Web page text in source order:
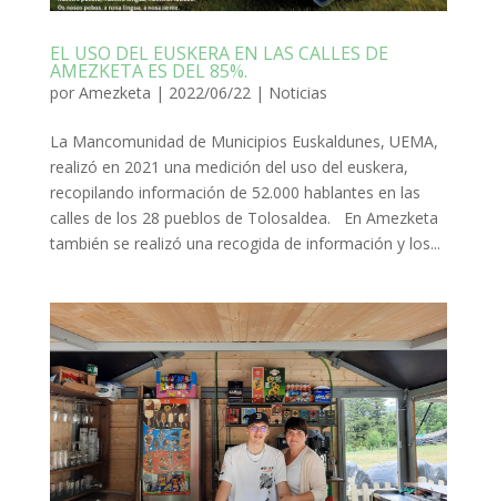
EL USO DEL EUSKERA EN LAS CALLES DE
AMEZKETA ES DEL 85%.
por Amezketa | 2022/06/22| Noticias
La Mancomunidad de Municipios Euskaldunes, UEMA,
realizó en 2021 una medición del uso del euskera,
recopilando información de 52.000 hablantes en las
calles de los 28 pueblos de Tolosaldea. En Amezketa
también se realizó una recogida de información y los...